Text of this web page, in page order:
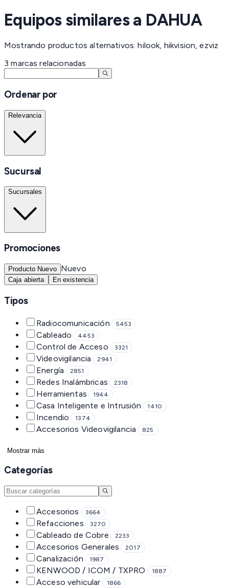
Equipos similares a DAHUA
Mostrando productos alternativos: hilook, hikvision, ezviz
3 marcas relacionadas
Ordenar por
Relevancia
Sucursal
Sucursales
Promociones
Producto Nuevo Nuevo
Caja abierta En existencia
Tipos
Radiocomunicación 5453
Cableado 4453
Control de Acceso 3321
Videovigilancia 2941
Energía 2851
Redes Inalámbricas 2318
Herramientas 1944
Casa Inteligente e Intrusión 1410
Incendio 1374
Accesorios Videovigilancia 825
Mostrar más
Categorías
Accesorios 3664
Refacciones 3270
Cableado de Cobre 2233
Accesorios Generales 2017
Canalización 1987
KENWOOD / ICOM / TXPRO 1887
Acceso vehicular 1866